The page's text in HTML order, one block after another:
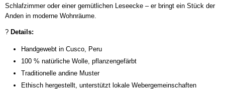
Schlafzimmer oder einer gemütlichen Leseecke – er bringt ein Stück der
Anden in moderne Wohnräume.
? Details:
Handgewebt in Cusco, Peru
100 % natürliche Wolle, pflanzengefärbt
Traditionelle andine Muster
Ethisch hergestellt, unterstützt lokale Webergemeinschaften